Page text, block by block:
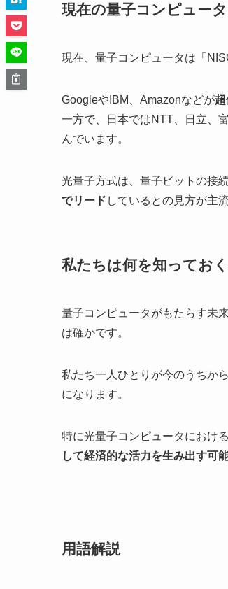
現在の量子コンピュー
現在、量子コンピュータは「
GoogleやIBM、Amazonなどが
一方で、日本ではNTT、日立、
んでいます。
光量子方式は、量子ビットの接
でリード しているとの見方が主流
私たちは何を知ってお
量子コンピュータがもたらす未
は確かです。
私たち一人ひとりが今のうちか
になります。
特に光量子コンピュータにおけ
して経済的な活力を生み出す可
用語解説